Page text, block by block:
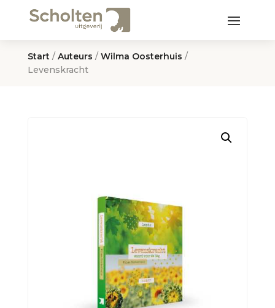
Start / Auteurs / Wilma Oosterhuis /
Levenskracht